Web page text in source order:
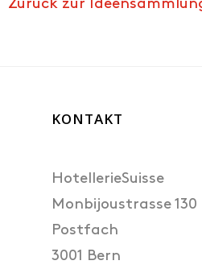
Zurück zur
KONTAKT
HotellerieSuisse
Monbijoustrasse 130
Postfach
3001 Bern